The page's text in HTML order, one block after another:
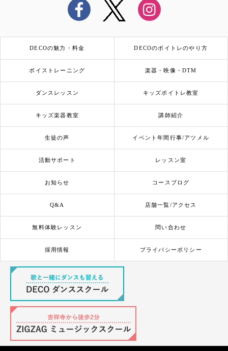
DECOの魅力・料金 DECOのボイトレのやり方
ボイストレーニング 楽器・映像・DTM
ダンスレッスン キッズボイトレ教室
キッズ楽器教室 講師紹介
生徒の声 イベント年間行事/アツメル
活動サポート レッスン室
お知らせ コースブログ
Q&A 店舗一覧/アクセス
無料体験レッスン 問い合わせ
採用情報 プライバシーポリシー